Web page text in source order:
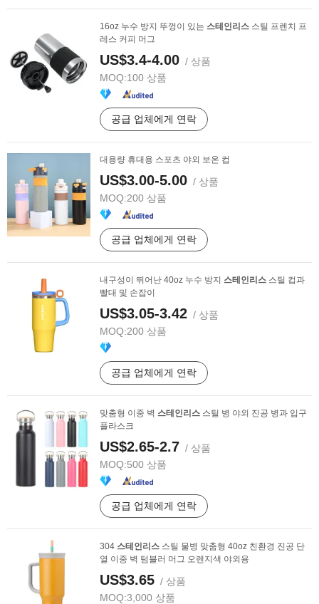
16oz 누수 방지 뚜껑이 있는 스테인리스 스틸 프렌치 프
레스 커피 머그
US$3.4-4.00 / 상품
MOQ:100 상품
공급 업체에게 연락
대용량 휴대용 스포츠 야외 보온 컵
US$3.00-5.00 / 상품
MOQ:200 상품
공급 업체에게 연락
내구성이 뛰어난 40oz 누수 방지 스테인리스 스틸 컵과
빨대 및 손잡이
US$3.05-3.42 / 상품
MOQ:200 상품
공급 업체에게 연락
맞춤형 이중 벽 스테인리스 스틸 병 야외 진공 병과 입구
플라스크
US$2.65-2.7 / 상품
MOQ:500 상품
공급 업체에게 연락
304 스테인리스 스틸 물병 맞춤형 40oz 친환경 진공 단
열 이중 벽 텀블러 머그 오렌지색 야외용
US$3.65 / 상품
MOQ:3,000 상품